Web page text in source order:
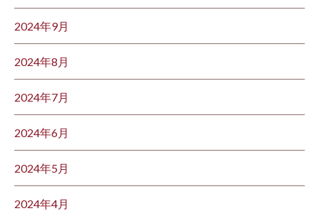
2024年9月
2024年8月
2024年7月
2024年6月
2024年5月
2024年4月